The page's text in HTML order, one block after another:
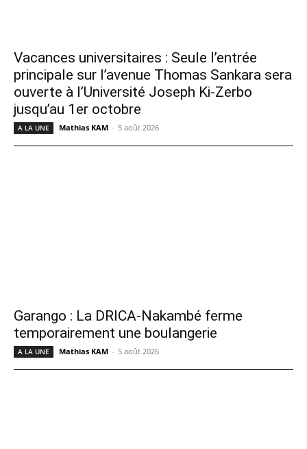
Vacances universitaires : Seule l’entrée
principale sur l’avenue Thomas Sankara sera
ouverte à l’Université Joseph Ki-Zerbo
jusqu’au 1er octobre
A LA UNE Mathias KAM - 5 août 2026
Garango : La DRICA-Nakambé ferme
temporairement une boulangerie
A LA UNE Mathias KAM - 5 août 2026